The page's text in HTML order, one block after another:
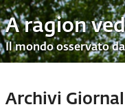
A ragion
Il mondo osservato
Archivi